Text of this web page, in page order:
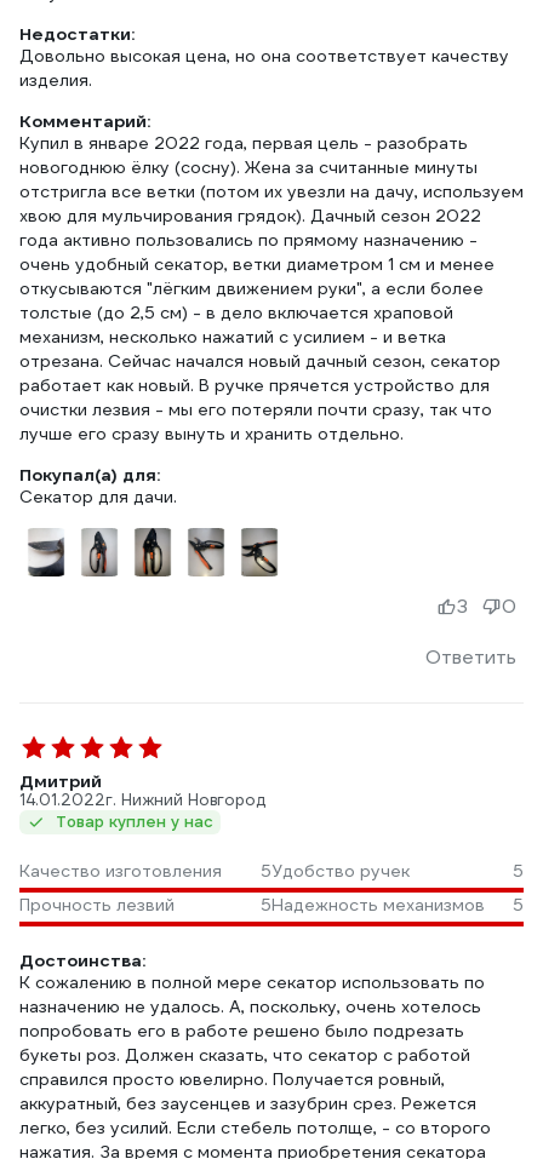
Недостатки:
Довольно высокая цена, но она соответствует качеству
изделия.
Комментарий:
Купил в январе 2022 года, первая цель - разобрать
новогоднюю ёлку (сосну). Жена за считанные минуты
отстригла все ветки (потом их увезли на дачу, используем
хвою для мульчирования грядок). Дачный сезон 2022
года активно пользовались по прямому назначению -
очень удобный секатор, ветки диаметром 1 см и менее
откусываются "лёгким движением руки", а если более
толстые (до 2,5 см) - в дело включается храповой
механизм, несколько нажатий с усилием - и ветка
отрезана. Сейчас начался новый дачный сезон, секатор
работает как новый. В ручке прячется устройство для
очистки лезвия - мы его потеряли почти сразу, так что
лучше его сразу вынуть и хранить отдельно.
Покупал(а) для:
Секатор для дачи.
Ответить
3 0
Дмитрий
14.01.2022г. Нижний Новгород
Товар куплен у нас
Качество изготовления 5Удобство ручек
5
Прочность лезвий
5Надежность механизмов 5
Достоинства:
К сожалению в полной мере секатор использовать по
назначению не удалось. А, поскольку, очень хотелось
попробовать его в работе решено было подрезать
букеты роз. Должен сказать, что секатор с работой
справился просто ювелирно. Получается ровный,
аккуратный, без заусенцев и зазубрин срез. Режется
легко, без усилий. Если стебель потолще, - со второго
нажатия. За время с момента приобретения секатора